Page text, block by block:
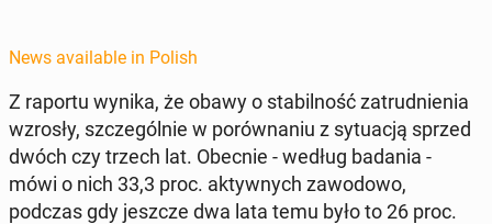
News available in Polish
Z raportu wynika, że obawy o sta­bil­ność za­trud­nienia
wzrosły, szczegól­nie w porów­na­niu z sytu­acją sprzed
dwóch czy trzech lat. Obecnie - według badania -
mówi o nich 33,3 proc. ak­ty­wnych za­wodowo,
podczas gdy jeszcze dwa lata temu było to 26 proc.